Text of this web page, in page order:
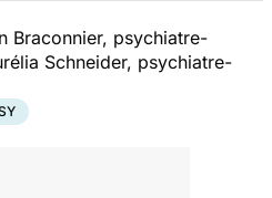
Braconnier, psychiatre-
Schneider, psychiatre-